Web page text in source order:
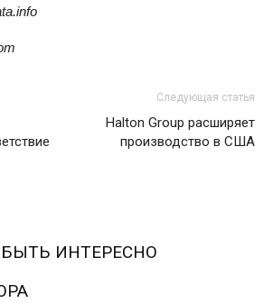
info
Следующая статья
Halton Group расширяет
производство в США
ИНТЕРЕСНО